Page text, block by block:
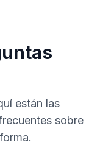
están las
sobre